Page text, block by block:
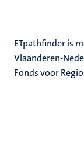
ETpathfinder is
Vlaanderen-
Fonds voor